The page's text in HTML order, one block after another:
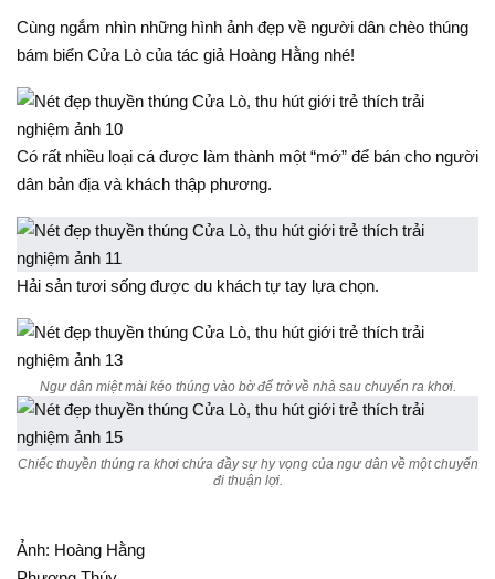
Cùng ngắm nhìn những hình ảnh đẹp về người dân chèo thúng
bám biển Cửa Lò của tác giả Hoàng Hằng nhé!
Có rất nhiều loại cá được làm thành một “mớ” để bán cho người
dân bản địa và khách thập phương.
Hải sản tươi sống được du khách tự tay lựa chọn.
Ngư dân miệt mài kéo thúng vào bờ để trở về nhà sau chuyến ra khơi.
Chiếc thuyền thúng ra khơi chứa đầy sự hy vọng của ngư dân về một chuyến
đi thuận lợi.
Ảnh: Hoàng Hằng